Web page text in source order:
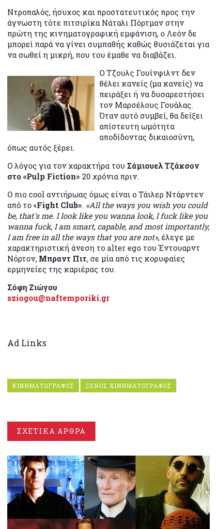
Ντροπαλός, ήσυχος και προστατευτικός προς την
άγνωστη τότε πιτσιρίκα Νάταλι Πόρτμαν στην
πρώτη της κινηματογραφική εμφάνιση, ο Λεόν δε
μπορεί παρά να γίνει συμπαθής καθώς θυσιάζεται για
να σωθεί η μικρή, που του έμαθε να διαβάζει.
Ο Τζουλς Γουίνφιλντ δεν
θέλει κανείς (μα κανείς) να
πειράξει ή να δυσαρεστήσει
τον Μαρσέλους Γουάλας.
Όταν αυτό συμβεί, θα δείξει
απίστευτη ωμότητα
αποδίδοντας δικαιοσύνη,
όπως αυτός ξέρει.
Ο λόγος για τον χαρακτήρα του Σάμιουελ Τζάκσον
στο «Pulp Fiction» 20 χρόνια πριν.
Ο πιο cool αντιήρωας όμως είναι ο Τάιλερ Ντάρντεν
από το «Fight Club». «Αll the ways you wish you could
be, that's me. I look like you wanna look, I fuck like you
wanna fuck, I am smart, capable, and most importantly,
I am free in all the ways that you are not», έλεγε με
χαρακτηριστική άνεση το alter ego του Έντουαρντ
Νόρτον, Μπραντ Πιτ, σε μία από τις κορυφαίες
ερμηνείες της καριέρας του.
Σόφη Ζιώγου
sziogou@naftemporiki.gr
Ad Links
ΚΙΝΗΜΑΤΟΓΡΑΦΟΣ ΞΕΝΟΣ ΚΙΝΗΜΑΤΟΓΡΑΦΟΣ
ΣΧΕΤΙΚΑ ΑΡΘΡΑ